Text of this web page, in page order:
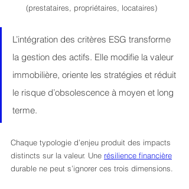
(prestataires, propriétaires, locataires)
L’intégration des critères ESG transforme
la gestion des actifs. Elle modifie la valeur
immobilière, oriente les stratégies et réduit
le risque d’obsolescence à moyen et long
terme.
Chaque typologie d’enjeu produit des impacts
distincts sur la valeur. Une résilience financière
durable ne peut s’ignorer ces trois dimensions.